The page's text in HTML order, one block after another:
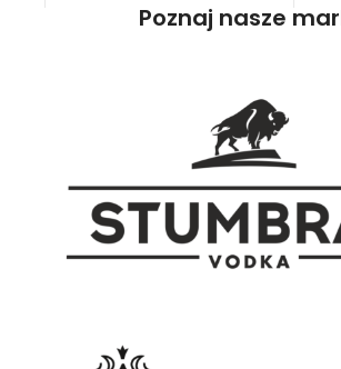
półsłodkich
Poznaj nasze